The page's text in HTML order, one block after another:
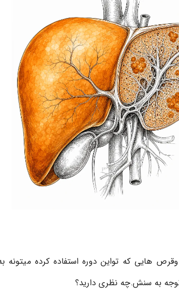
هایی که تواین دوره استفاده کرده میتونه
به سنش.چه نظری دارید؟